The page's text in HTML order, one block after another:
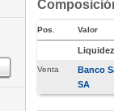
Pos. Valor
Liquidez
Venta
Banco
SA